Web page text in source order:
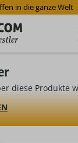
in die ganze Welt
diese Produkte